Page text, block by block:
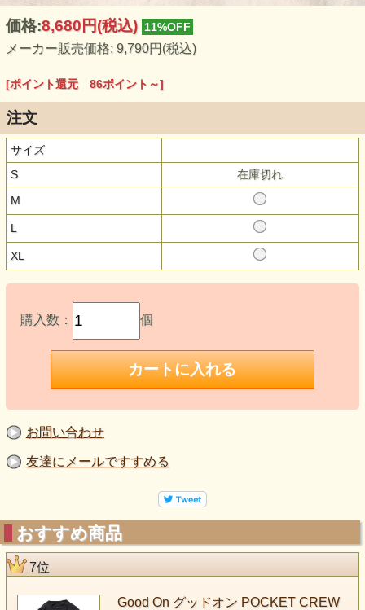
価格:8,680円(税込) 11%OFF
メーカー販売価格: 9,790円(税込)
[ポイント還元 86ポイント～]
注文
サイズ
S
在庫切れ
M
L
XL
購入数： 個
お問い合わせ
友達にメールですすめる
おすすめ商品
7位
Good On グッドオン POCKET CREW